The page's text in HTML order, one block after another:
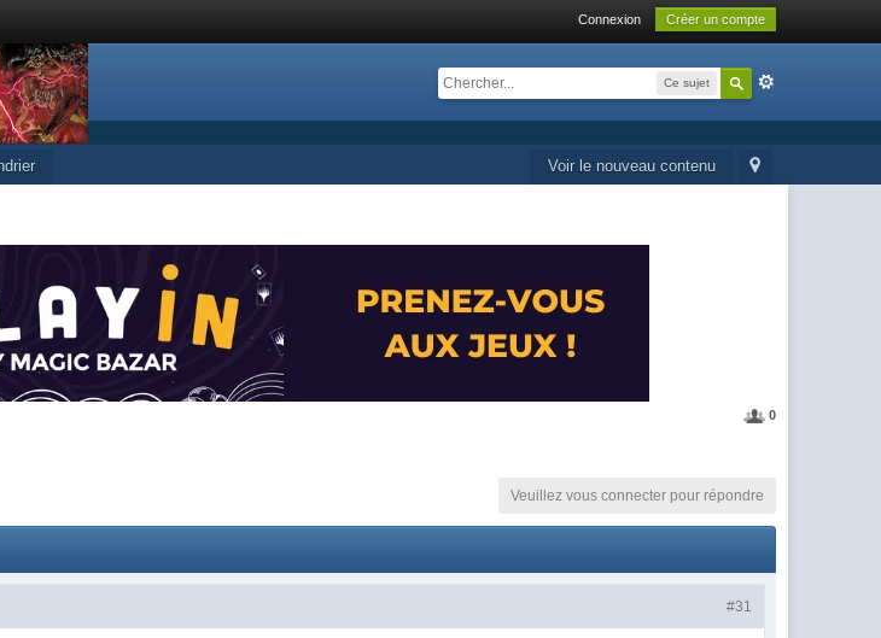
Connexion Créer un compte
Ce sujet
Voir le nouveau contenu
0
Veuillez vous connecter pour répondre
#31